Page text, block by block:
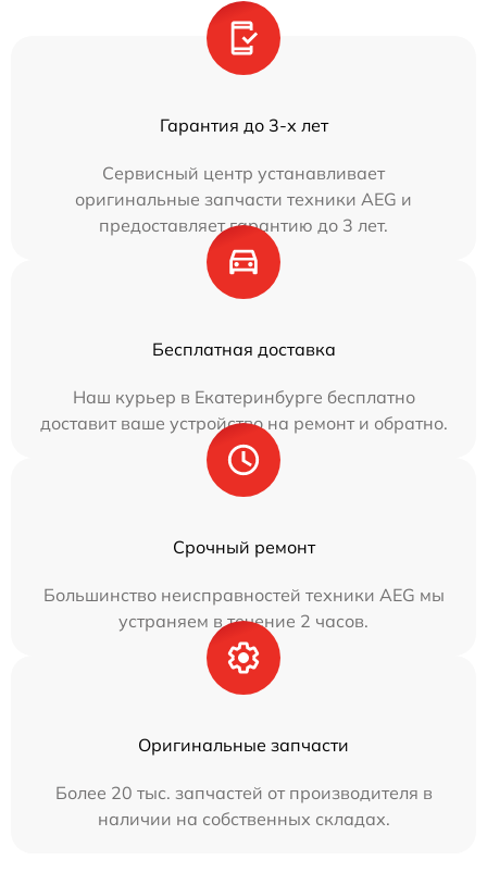
Гарантия до 3-х лет
Сервисный центр устанавливает
оригинальные запчасти техники AEG и
предоставляет гарантию до 3 лет.
Бесплатная доставка
Наш курьер в Екатеринбурге бесплатно
доставит ваше устройство на ремонт и обратно.
Срочный ремонт
Большинство неисправностей техники AEG мы
устраняем в течение 2 часов.
Оригинальные запчасти
Более 20 тыс. запчастей от производителя в
наличии на собственных складах.